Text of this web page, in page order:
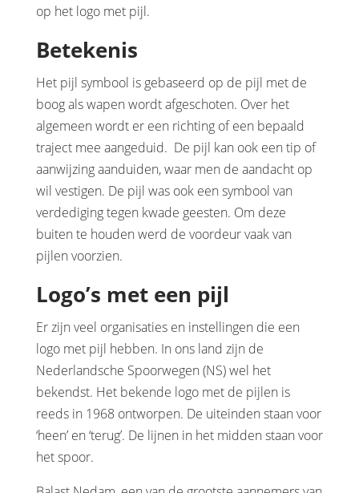
op het logo met pijl.
Betekenis
Het pijl symbool is gebaseerd op de pijl met de
boog als wapen wordt afgeschoten. Over het
algemeen wordt er een richting of een bepaald
traject mee aangeduid. De pijl kan ook een tip of
aanwijzing aanduiden, waar men de aandacht op
wil vestigen. De pijl was ook een symbool van
verdediging tegen kwade geesten. Om deze
buiten te houden werd de voordeur vaak van
pijlen voorzien.
Logo’s met een pijl
Er zijn veel organisaties en instellingen die een
logo met pijl hebben. In ons land zijn de
Nederlandsche Spoorwegen (NS) wel het
bekendst. Het bekende logo met de pijlen is
reeds in 1968 ontworpen. De uiteinden staan voor
‘heen’ en ‘terug’. De lijnen in het midden staan voor
het spoor.